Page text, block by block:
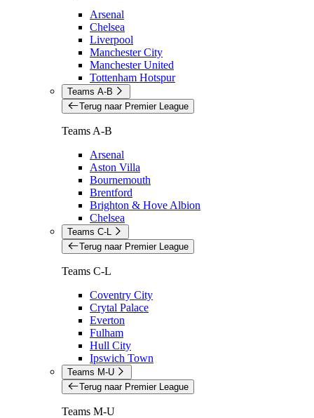
Arsenal
Chelsea
Liverpool
Manchester City
Manchester United
Tottenham Hotspur
Teams A-B
Terug naar Premier League
Teams A-B
Arsenal
Aston Villa
Bournemouth
Brentford
Brighton & Hove Albion
Chelsea
Teams C-L
Terug naar Premier League
Teams C-L
Coventry City
Crytal Palace
Everton
Fulham
Hull City
Ipswich Town
Teams M-U
Terug naar Premier League
Teams M-U